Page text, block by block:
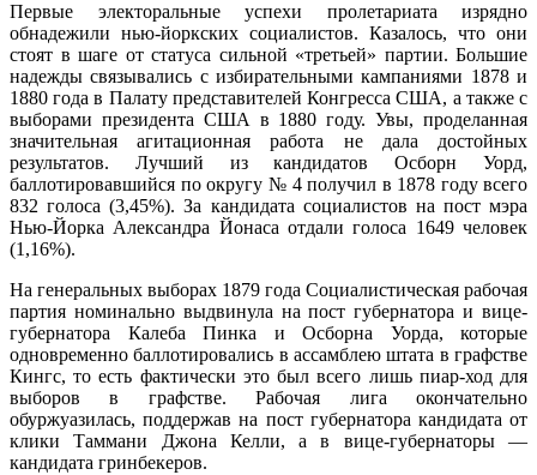
Первые электоральные успехи пролетариата изрядно
обнадежили нью-йоркских социалистов. Казалось, что они
стоят в шаге от статуса сильной «третьей» партии. Большие
надежды связывались с избирательными кампаниями 1878 и
1880 года в Палату представителей Конгресса США, а также с
выборами президента США в 1880 году.Увы, проделанная
значительная агитационная работа не дала достойных
результатов. Лучший из кандидатов Осборн Уорд,
баллотировавшийся по округу № 4 получил в 1878 году всего
832 голоса (3,45%). За кандидата социалистов на пост мэра
Нью-Йорка Александра Йонаса отдали голоса 1649 человек
(1,16%).
На генеральных выборах 1879 года Социалистическая рабочая
партия номинально выдвинула на пост губернатора и вице-
губернатора Калеба Пинка и Осборна Уорда, которые
одновременно баллотировались в ассамблею штата в графстве
Кингс, то есть фактически это был всего лишь пиар-ход для
выборов в графстве. Рабочая лига окончательно
обуржуазилась, поддержав на пост губернатора кандидата от
клики Таммани Джона Келли, а в вице-губернаторы —
кандидата гринбекеров.